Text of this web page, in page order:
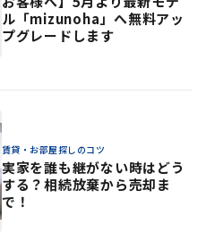
ル「mizunoha」へ無料アッ
プグレードします
賃貸・お部屋探しのコツ
実家を誰も継がない時はどう
する？相続放棄から売却ま
で！